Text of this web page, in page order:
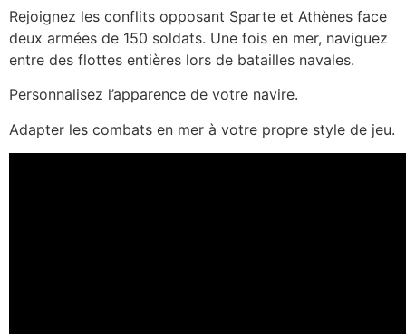
Rejoignez les conflits opposant Sparte et Athènes face
deux armées de 150 soldats. Une fois en mer, naviguez
entre des flottes entières lors de batailles navales.
Personnalisez l’apparence de votre navire.
Adapter les combats en mer à votre propre style de jeu.